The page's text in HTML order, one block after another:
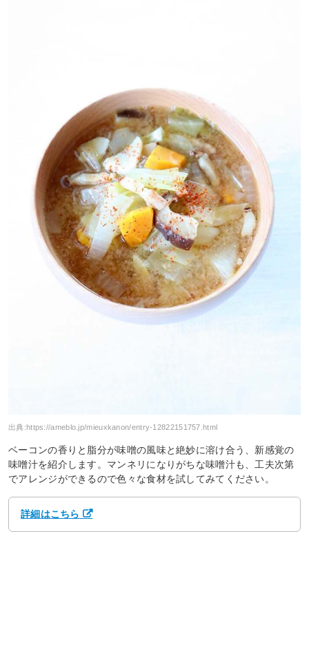
出典:https://ameblo.jp/mieuxkanon/entry-12822151757.html
ベーコンの香りと脂分が味噌の風味と絶妙に溶け合う、新感覚の
味噌汁を紹介します。マンネリになりがちな味噌汁も、工夫次第
でアレンジができるので色々な食材を試してみてください。
詳細はこちら